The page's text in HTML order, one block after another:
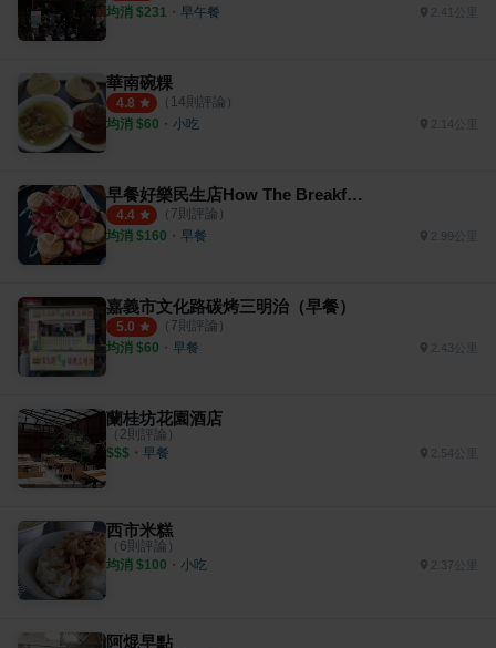
均消 $231 ・ 早午餐 2.41公里
華南碗粿
4.8 （ 14則評論）
均消 $60 ・ 小吃 2.14公里
早餐好樂民生店How The Breakfast
4.4 （ 7則評論）
均消 $160 ・ 早餐
嘉義市文化路碳烤三明治（早餐）
5.0 （ 7則評論）
均消 $60 ・ 早餐 2.43公里
蘭桂坊花園酒店
（ 2則評論）
$$$ ・ 早餐 2.54公里
西市米糕
（ 6則評論）
均消 $100 ・ 小吃
阿焜早點